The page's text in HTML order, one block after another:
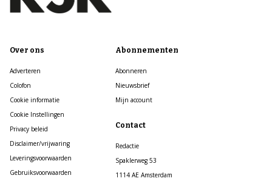
Over ons
Adverteren
Colofon
Cookie informatie
Cookie Instellingen
Privacy beleid
Disclaimer/vrijwaring
Leveringsvoorwaarden
Gebruiksvoorwaarden
Abonnementen
Abonneren
Nieuwsbrief
Mijn account
Contact
Redactie
Spaklerweg 53
1114 AE Amsterdam